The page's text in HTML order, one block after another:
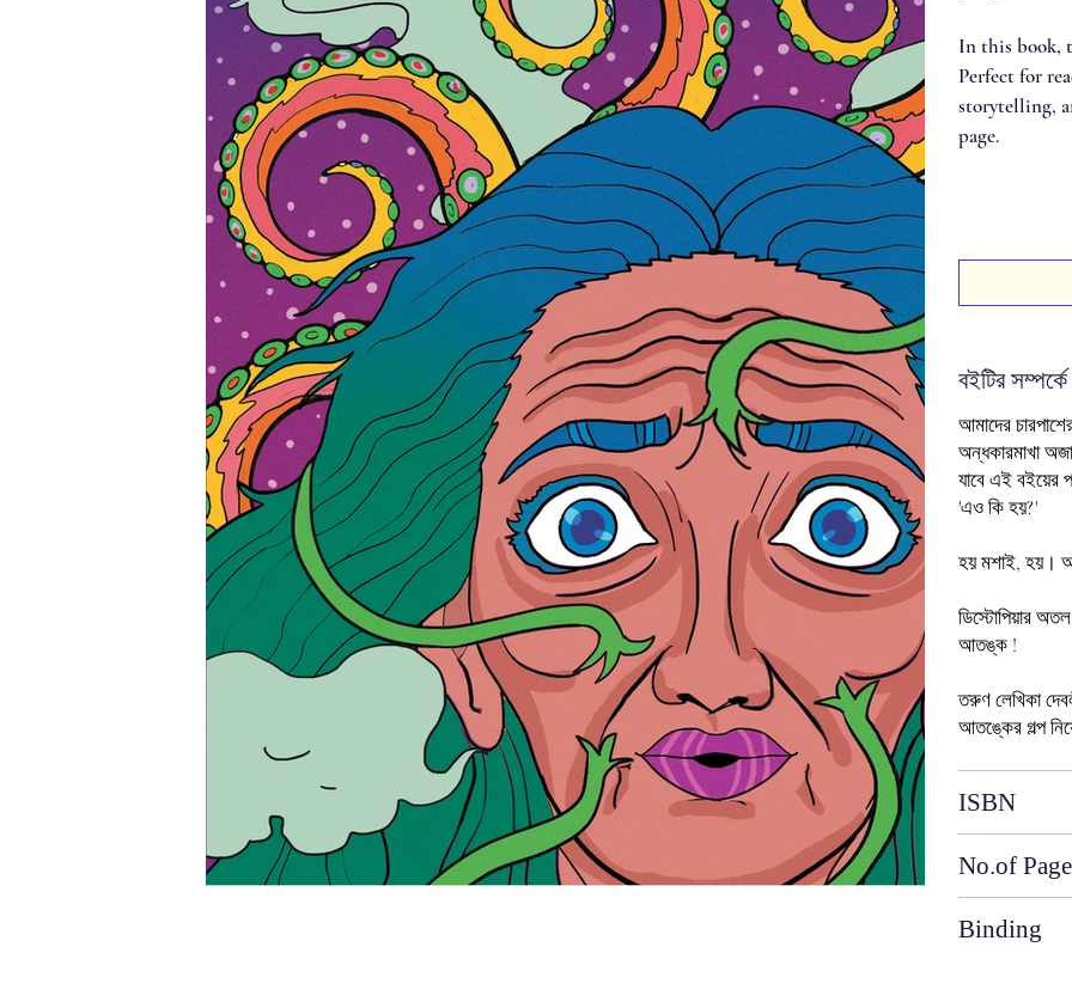
In this book,
Perfect for
storytelling,
page.
বইটির সম্পর্কে
আমাদের
অন্ধকারমাখা
যাবে এই বইয়ের
'এও কি হয়?'
হয় মশাই, হয়।
ডিস্টোপিয়ার
আতঙ্ক !
তরুণ লেখিকা
আতঙ্কের গল্প
ISBN
No.of
Binding